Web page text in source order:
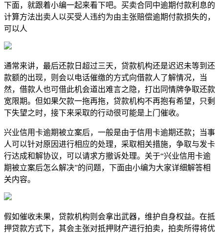
下面，就跟着小编一起来看下吧。买卖合同中逾期付款利息的
计算方法出卖人以买受人违约为由主张赔偿逾期付款损失的，
可以人
通常来讲，最后还款日超过三天，贷款机构还是迟迟未等到还
款额的出现，则会以电话催缴的方式向借款人了解情况，当
然，借款人也可借此机会道出难言之隐，打出同情牌争取还款
宽限期。但如果欠款一拖再拖，贷款机构不再抱有希望，只剩
下失望之时，接下来采取的行动很可能是上门催收。
兴业信用卡逾期被立案后，一般是由于信用卡逾期还款；当事
人可以针对原因进行相应的处理，采取相关措施，争取与发卡
行达成和解协议，可以请求方撤诉处理。关于“兴业信用卡逾
期被立案后怎么解决”的问题，下面由小编为大家详细解答相
关内容。
假如催收未果，贷款机构则会拿出武器，维护自身权益。在抵
押贷款方式下，其会主张对抵押财产进行拍卖，拍卖所得将优